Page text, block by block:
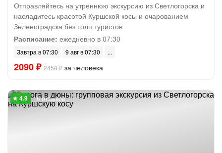
Отправляйтесь на утреннюю экскурсию из Светлогорска и
насладитесь красотой Куршской косы и очарованием
Зеленоградска без толп туристов
Расписание: ежедневно в 07:30
Завтра в 07:30 9 авг в 07:30
2090 ₽ 2458 ₽ за человека
16 отзывов